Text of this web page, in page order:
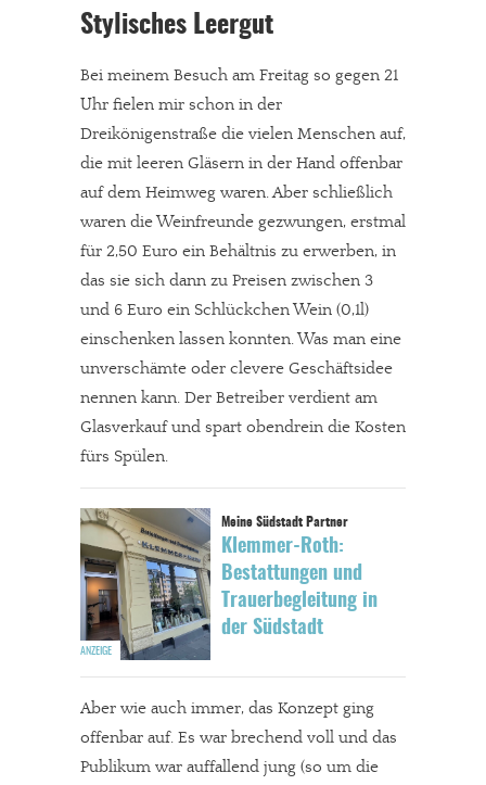
Stylisches Leergut
Bei meinem Besuch am Freitag so gegen 21
Uhr fielen mir schon in der
Dreikönigenstraße die vielen Menschen auf,
die mit leeren Gläsern in der Hand offenbar
auf dem Heimweg waren. Aber schließlich
waren die Weinfreunde gezwungen, erstmal
für 2,50 Euro ein Behältnis zu erwerben, in
das sie sich dann zu Preisen zwischen 3
und 6 Euro ein Schlückchen Wein (0,1l)
einschenken lassen konnten. Was man eine
unverschämte oder clevere Geschäftsidee
nennen kann. Der Betreiber verdient am
Glasverkauf und spart obendrein die Kosten
fürs Spülen.
Klemmer-Roth:
Bestattungen und
Trauerbegleitung in
der Südstadt
Aber wie auch immer, das Konzept ging
offenbar auf. Es war brechend voll und das
Publikum war auffallend jung (so um die